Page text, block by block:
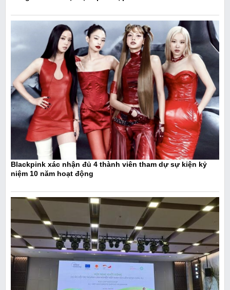
Blackpink xác nhận đủ 4 thành viên tham dự sự kiện kỷ
niệm 10 năm hoạt động